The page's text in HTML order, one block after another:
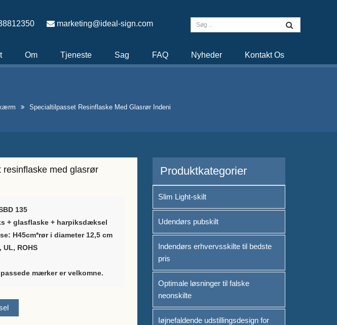
marketing@ideal-sign.com
Om Tjeneste Sag FAQ Nyheder Kontakt Os
Specialtilpasset Resinflaske Med Glasrør Indeni
resinflaske med glasrør
135
+ glasflaske + harpiksdæksel
H45cm*rør i diameter 12,5 cm
ROHS
mærker er velkomne.
Produktkategorier
Slim Light-skilt
Udendørs pubskilt
Indendørs erhvervsskilte til bedste
pris
Optimale løsninger til falske
neonskilte
Iøjnefaldende udstillingsdesign for